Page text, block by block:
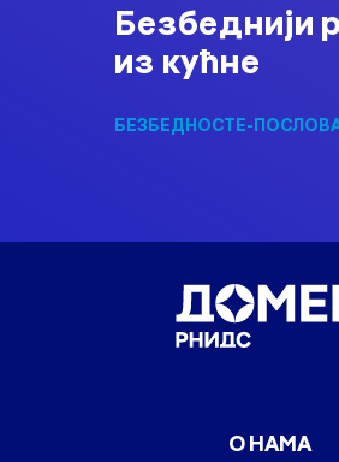
Безбеднији
из кућне
БЕЗБЕДНОСТЕ-
О НАМА